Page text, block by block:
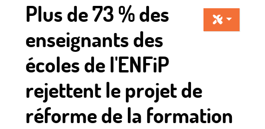
Plus de 73 % des
enseignants des
écoles de l'ENFiP
rejettent le projet de
réforme de la formation